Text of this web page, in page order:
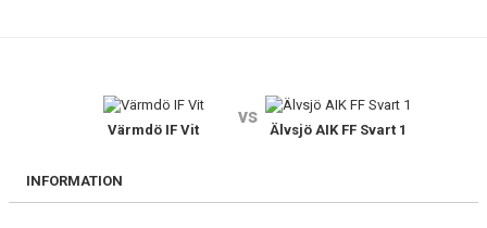
LAGET
Värmdö IF Vit
vs
Älvsjö AIK FF Svart 1
INFORMATION